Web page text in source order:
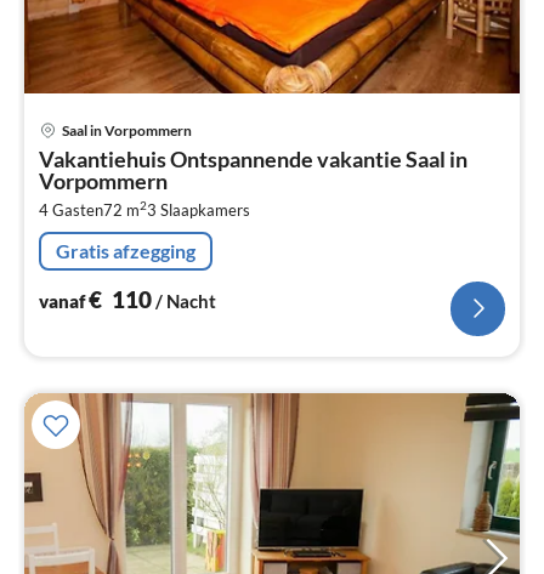
Saal in Vorpommern
Vakantiehuis Ontspannende vakantie Saal in
Vorpommern
4 Gasten72 m23 Slaapkamers
Gratis afzegging
vanaf€ 110 / Nacht